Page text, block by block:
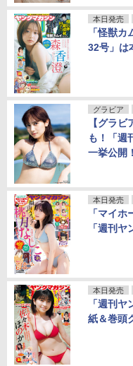
本日発売
「怪獣
32号」は
グラビア
【グラ
も！「週
一挙公開！
本日発売
「マイ
「週刊
本日発売
「週刊
紙＆巻頭